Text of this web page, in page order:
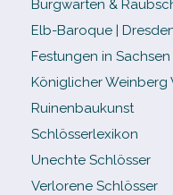
Burgwarten &
Elb-​Baroque |
Festungen in Sachsen
Königlicher Weinberg
Ruinenbaukunst
Schlösserlexikon
Unechte Schlösser
Verlorene Schlösser